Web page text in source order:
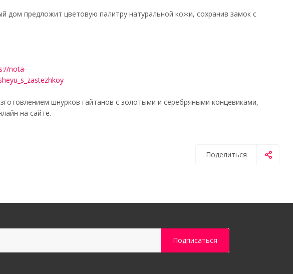
предложит цветовую палитру натуральной кожи, сохранив замок с
nota-
шнурков гайтанов с золотыми и серебряными концевиками,
на сайте.
Поделиться